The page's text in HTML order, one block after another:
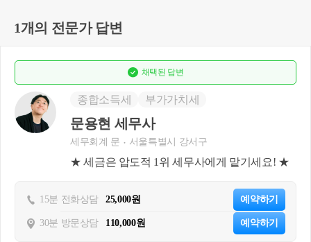
1개의 전문가 답변
채택된 답변
종합소득세 부가가치세
문용현 세무사
세무회계 문 서울특별시 강서구
★ 세금은 압도적 1위 세무사에게 맡기세요! ★
15분 전화상담 25,000원 예약하기
30분 방문상담 110,000원 예약하기